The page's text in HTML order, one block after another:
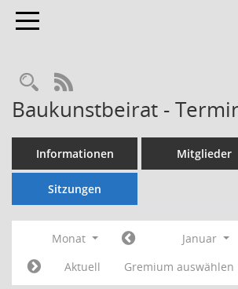
Toggle navigation
Rechercheauswahl
RSS-Feed
Baukunstbeirat -
Informationen Mitglieder
Sitzungen
Monat Januar
Aktuell
Gremium auswählen